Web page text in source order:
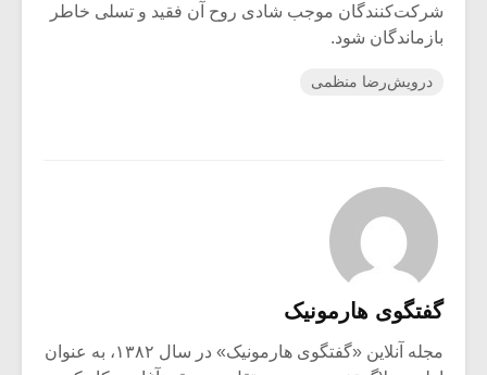
شرکت‌کنندگان موجب شادی روح آن فقید و تسلی خاطر
بازماندگان شود.
درویش‌رضا منظمی
گفتگوی هارمونیک
مجله آنلاین «گفتگوی هارمونیک» در سال ۱۳۸۲، به عنوان